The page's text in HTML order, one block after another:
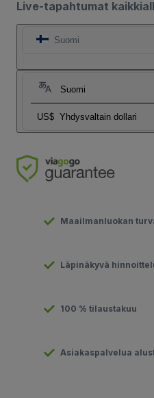
Live-tapahtumat
Suomi
Suomi
US$ Yhdysvaltain dollari
Maailmanluokan
Läpinäkyvä
100 % tilaustakuu
Asiakaspalvelua